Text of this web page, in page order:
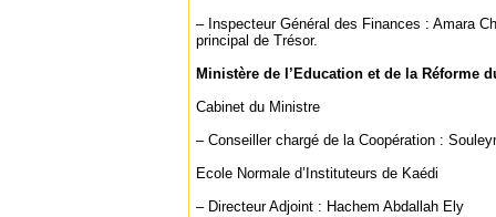
– Inspecteur Général des Finances : Amara
principal de Trésor.
Ministère de l’Education et de la Réforme
Cabinet du Ministre
– Conseiller chargé de la Coopération :
Ecole Normale d’Instituteurs de Kaédi
– Directeur Adjoint : Hachem Abdallah Ely